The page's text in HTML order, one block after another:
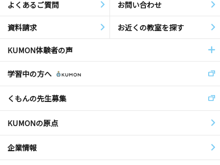
よくあるご質問 お問い合わせ
資料請求 お近くの教室を探す
KUMON体験者の声
学習中の方へ
くもんの先生募集
KUMONの原点
企業情報